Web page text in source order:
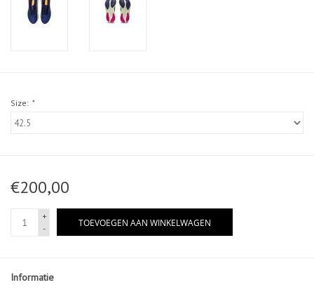
Size: *
€200,00
+
-
TOEVOEGEN AAN WINKELWAGEN
Informatie